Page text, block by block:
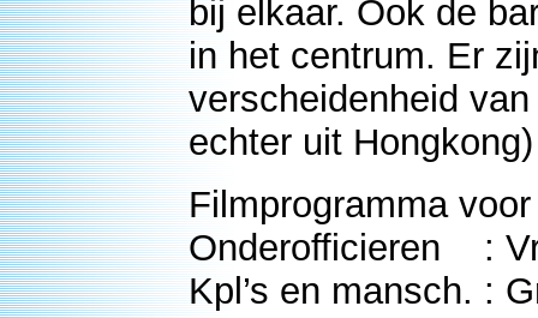
bij elkaar. Ook de
in het centrum. Er
verscheidenheid
echter uit Hongkong)
Filmprogramma
Onderofficieren :
Kpl’s en mansch. :